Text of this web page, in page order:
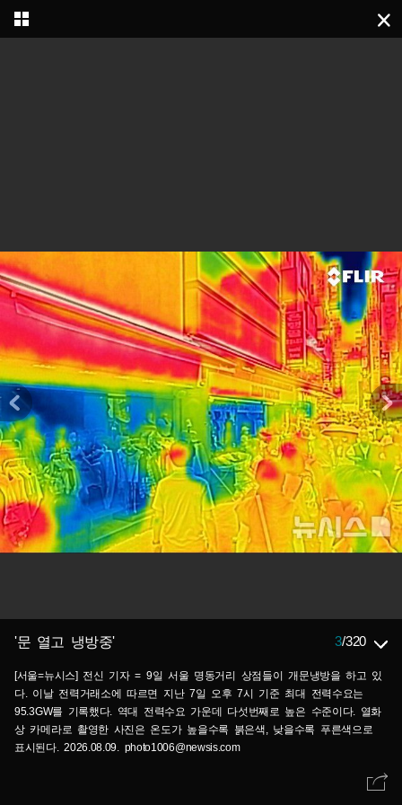
'문 열고 냉방중' 3/320
[서울=뉴시스] 전신 기자 = 9일 서울 명동거리 상점들이 개문냉방을 하고 있
다. 이날 전력거래소에 따르면 지난 7일 오후 7시 기준 최대 전력수요는
95.3GW를 기록했다. 역대 전력수요 가운데 다섯번째로 높은 수준이다. 열화
상 카메라로 촬영한 사진은 온도가 높을수록 붉은색, 낮을수록 푸른색으로
표시된다. 2026.08.09. photo1006@newsis.com